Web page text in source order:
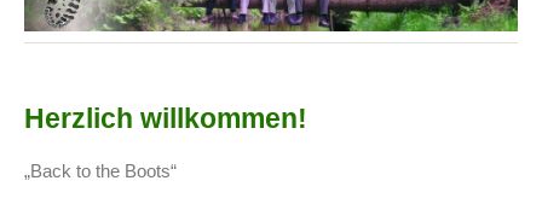
Herzlich willkommen!
„Back to the Boots“